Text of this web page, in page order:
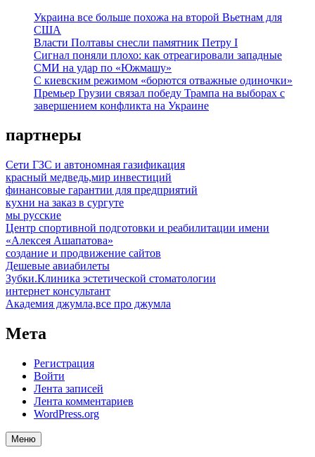
Украина все больше похожа на второй Вьетнам для
США
Власти Полтавы снесли памятник Петру I
Сигнал поняли плохо: как отреагировали западные
СМИ на удар по «Южмашу»
С киевским режимом «борются отважные одиночки»
Премьер Грузии связал победу Трампа на выборах с
завершением конфликта на Украине
партнеры
Сети ГЗС и автономная газификация
красный медведь,мир инвестиций
финансовые гарантии для предприятий
кухни на заказ в сургуте
мы русские
Центр спортивной подготовки и реабилитации имени
«Алексея Ашапатова»
создание и продвижение сайтов
Дешевые авиабилеты
Зубки.Клиника эстетической стоматологии
интернет консультант
Академия джумла,все про джумла
Мета
Регистрация
Войти
Лента записей
Лента комментариев
WordPress.org
Меню